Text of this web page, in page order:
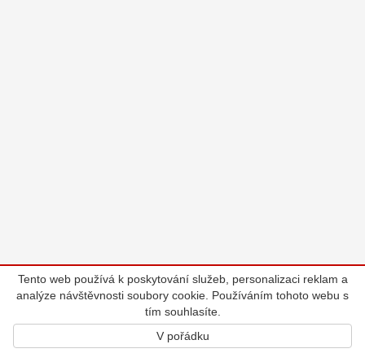
Tento web používá k poskytování služeb, personalizaci reklam a
analýze návštěvnosti soubory cookie. Používáním tohoto webu s
tím souhlasíte.
V pořádku